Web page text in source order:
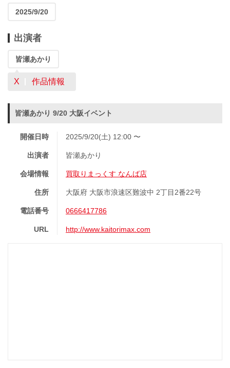
2025/9/20
出演者
皆瀬あかり
X 作品情報
皆瀬あかり 9/20 大阪イベント
開催日時 2025/9/20(土) 12:00 〜
出演者 皆瀬あかり
会場情報 買取りまっくす なんば店
住所 大阪府 大阪市浪速区難波中 2丁目2番22号
電話番号 0666417786
URL http://www.kaitorimax.com